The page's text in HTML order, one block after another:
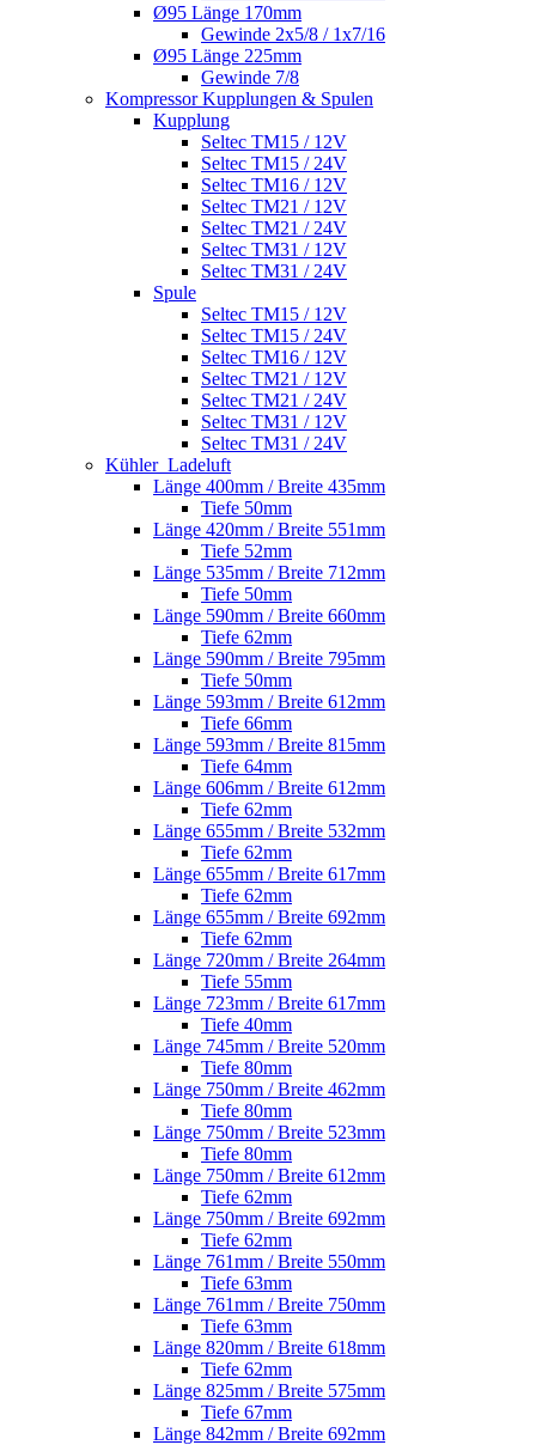
Ø95 Länge 170mm
Gewinde 2x5/8 / 1x7/16
Ø95 Länge 225mm
Gewinde 7/8
Kompressor Kupplungen & Spulen
Kupplung
Seltec TM15 / 12V
Seltec TM15 / 24V
Seltec TM16 / 12V
Seltec TM21 / 12V
Seltec TM21 / 24V
Seltec TM31 / 12V
Seltec TM31 / 24V
Spule
Seltec TM15 / 12V
Seltec TM15 / 24V
Seltec TM16 / 12V
Seltec TM21 / 12V
Seltec TM21 / 24V
Seltec TM31 / 12V
Seltec TM31 / 24V
Kühler_Ladeluft
Länge 400mm / Breite 435mm
Tiefe 50mm
Länge 420mm / Breite 551mm
Tiefe 52mm
Länge 535mm / Breite 712mm
Tiefe 50mm
Länge 590mm / Breite 660mm
Tiefe 62mm
Länge 590mm / Breite 795mm
Tiefe 50mm
Länge 593mm / Breite 612mm
Tiefe 66mm
Länge 593mm / Breite 815mm
Tiefe 64mm
Länge 606mm / Breite 612mm
Tiefe 62mm
Länge 655mm / Breite 532mm
Tiefe 62mm
Länge 655mm / Breite 617mm
Tiefe 62mm
Länge 655mm / Breite 692mm
Tiefe 62mm
Länge 720mm / Breite 264mm
Tiefe 55mm
Länge 723mm / Breite 617mm
Tiefe 40mm
Länge 745mm / Breite 520mm
Tiefe 80mm
Länge 750mm / Breite 462mm
Tiefe 80mm
Länge 750mm / Breite 523mm
Tiefe 80mm
Länge 750mm / Breite 612mm
Tiefe 62mm
Länge 750mm / Breite 692mm
Tiefe 62mm
Länge 761mm / Breite 550mm
Tiefe 63mm
Länge 761mm / Breite 750mm
Tiefe 63mm
Länge 820mm / Breite 618mm
Tiefe 62mm
Länge 825mm / Breite 575mm
Tiefe 67mm
Länge 842mm / Breite 692mm